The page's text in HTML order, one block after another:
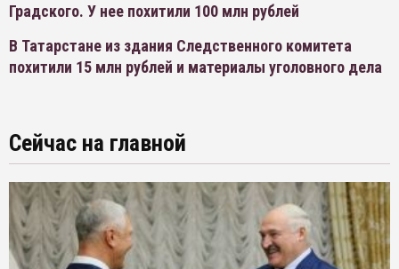
Градского. У нее похитили 100 млн рублей
В Татарстане из здания Следственного комитета
похитили 15 млн рублей и материалы уголовного дела
Сейчас на главной